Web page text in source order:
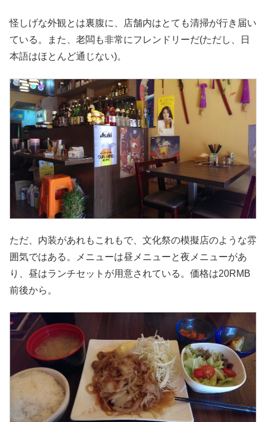
怪しげな外観とは裏腹に、店舗内はとても清掃が行き届い
ている。また、老闆も非常にフレンドリーだ(ただし、日
本語はほとんど通じない)。
ただ、内装があれもこれもで、文化祭の模擬店のような雰
囲気ではある。メニューは昼メニューと夜メニューがあ
り、昼はランチセットが用意されている。価格は20RMB
前後から。